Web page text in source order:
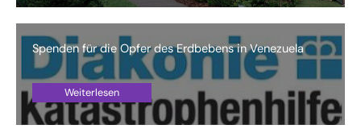
Spenden für die Opfer des Erdbebens in Venezuela
Weiterlesen